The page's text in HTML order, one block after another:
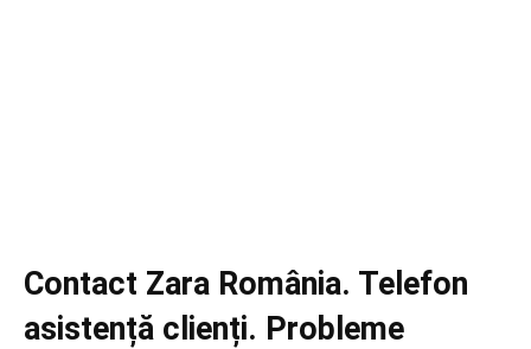
Contact Zara România. Telefon
asistență clienți. Probleme